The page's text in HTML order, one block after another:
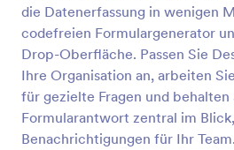
die Daten­erfassung in wenigen
codefreien Formulargenerator
Drop-Oberfläche. Passen Sie
Ihre Organisation an, arbeiten
für gezielte Fragen und behalten
Formularantwort zentral im
Benachrichtigungen für Ihr
Kündigungsformular